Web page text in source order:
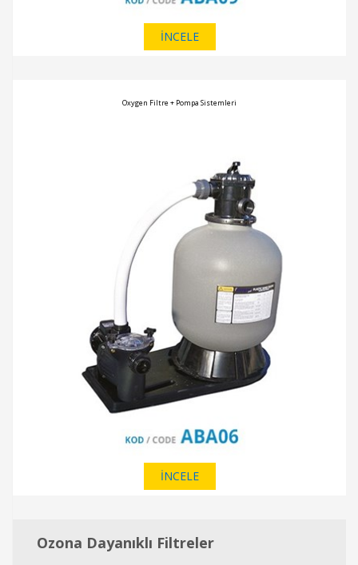
İNCELE
Oxygen Filtre + Pompa Sistemleri
İNCELE
Ozona Dayanıklı Filtreler